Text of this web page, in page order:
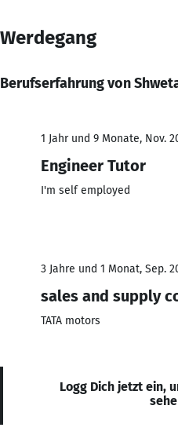
Werdegang
Berufserfahrung von
1 Jahr und 9 Monate, Nov.
Engineer Tutor
I'm self employed
3 Jahre und 1 Monat, Sep.
sales and supply
TATA motors
Logg Dich jetzt ein,